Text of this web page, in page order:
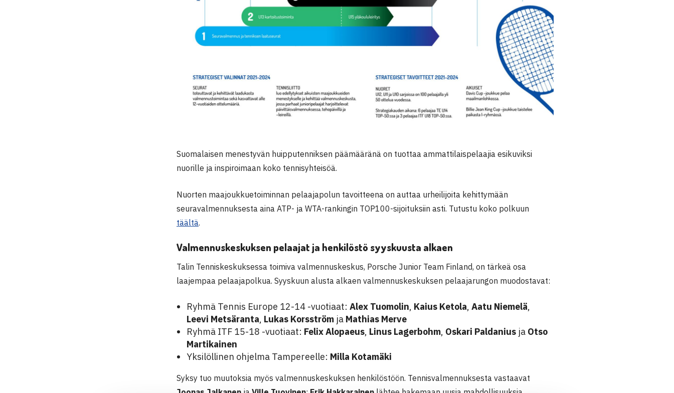
Suomalaisen menestyvän huipputenniksen päämääränä on tuottaa ammattilaispelaajia esikuviksi
nuorille ja inspiroimaan koko tennisyhteisöä.
Nuorten maajoukkuetoiminnan pelaajapolun tavoitteena on auttaa urheilijoita kehittymään
seuravalmennuksesta aina ATP- ja WTA-rankingin TOP100-sijoituksiin asti. Tutustu koko polkuun
täältä.
Valmennuskeskuksen pelaajat ja henkilöstö syyskuusta alkaen
Talin Tenniskeskuksessa toimiva valmennuskeskus, Porsche Junior Team Finland, on tärkeä osa
laajempaa pelaajapolkua. Syyskuun alusta alkaen valmennuskeskuksen pelaajarungon muodostavat:
Ryhmä Tennis Europe 12-14 -vuotiaat: Alex Tuomolin, Kaius Ketola, Aatu Niemelä,
Leevi Metsäranta, Lukas Korsström ja Mathias Merve
Ryhmä ITF 15-18 -vuotiaat: Felix Alopaeus, Linus Lagerbohm, Oskari Paldanius ja Otso
Martikainen
Yksilöllinen ohjelma Tampereelle: Milla Kotamäki
Syksy tuo muutoksia myös valmennuskeskuksen henkilöstöön. Tennisvalmennuksesta vastaavat